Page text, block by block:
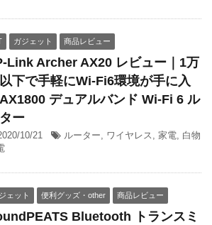
ガジェット 商品レビュー
Link Archer AX20 レビュー｜1万
下で手軽にWi-Fi6環境が手に入
デュアルバンド Wi-Fi 6 ル
ー
10/21 ルーター ワイヤレス 家電 白物
ェット 便利グッズ・other 商品レビュー
Bluetooth トランスミ